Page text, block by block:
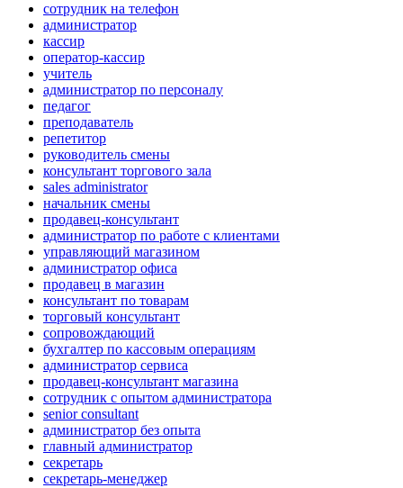
сотрудник на телефон
администратор
кассир
оператор-кассир
учитель
администратор по персоналу
педагог
преподаватель
репетитор
руководитель смены
консультант торгового зала
sales administrator
начальник смены
продавец-консультант
администратор по работе с клиентами
управляющий магазином
администратор офиса
продавец в магазин
консультант по товарам
торговый консультант
сопровождающий
бухгалтер по кассовым операциям
администратор сервиса
продавец-консультант магазина
сотрудник с опытом администратора
senior consultant
администратор без опыта
главный администратор
секретарь
секретарь-менеджер